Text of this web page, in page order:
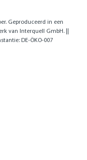
Geproduceerd in een
van Interquell GmbH. ||
DE-ÖKO-007